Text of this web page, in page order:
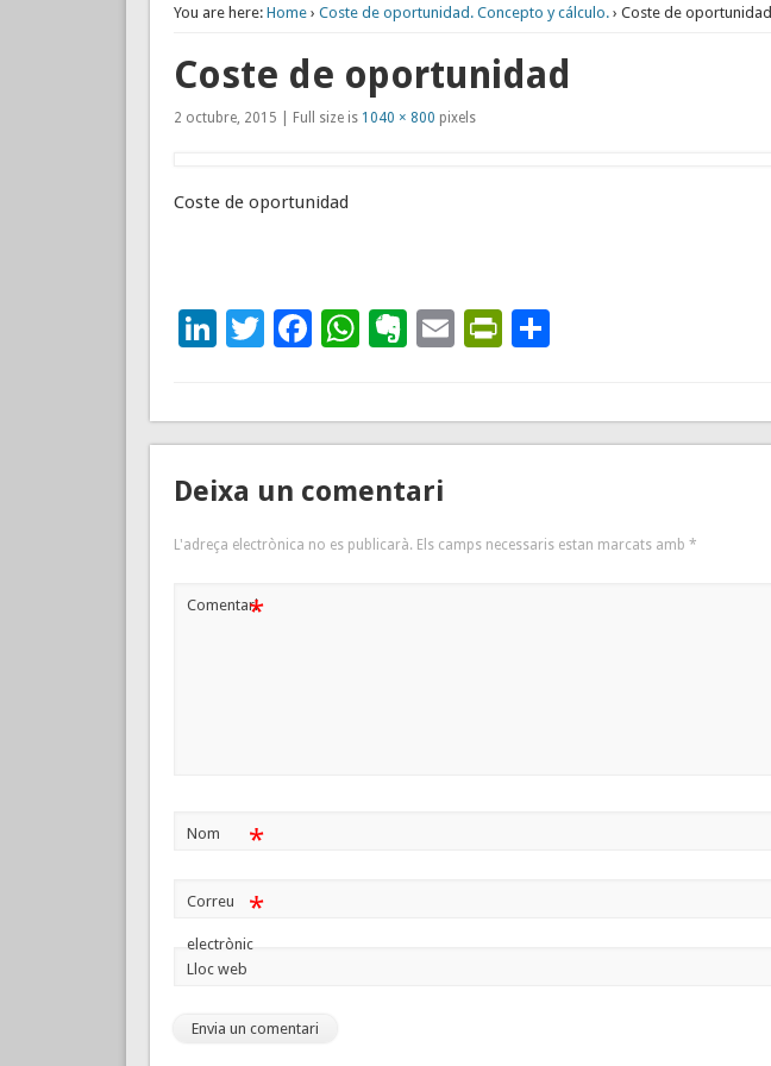
You are here: Home› Coste de oportunidad. Concepto y cálculo.› Coste de oportunidad
Coste de oportunidad
2 octubre, 2015 | Full size is 1040 × 800 pixels
Coste de oportunidad
LinkedIn
Twitter
Facebook
WhatsApp
Evernote
EmailPrintFriendly
Comparteix
Deixa un comentari
L'adreça electrònica no es publicarà. Els camps necessaris estan marcats amb *
Comentari*
Nom *
Correu
electrònic
*
Lloc web